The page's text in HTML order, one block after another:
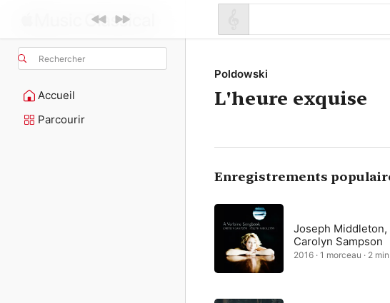
Rechercher
Accueil
Parcourir
Poldowski
L'heure exquise
Enregistrements
Joseph Middleton,
Carolyn Sampson
2016 · 1 morceau · 2 min